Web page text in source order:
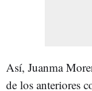
Así, Juanma
de los anteriores